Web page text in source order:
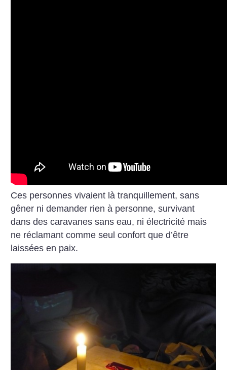
Ces personnes vivaient là tranquillement, sans
gêner ni demander rien à personne, survivant
dans des caravanes sans eau, ni électricité mais
ne réclamant comme seul confort que d’être
laissées en paix.